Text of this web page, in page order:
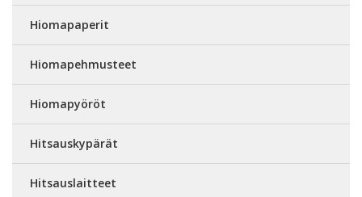
Hiomapaperit
Hiomapehmusteet
Hiomapyöröt
Hitsauskypärät
Hitsauslaitteet